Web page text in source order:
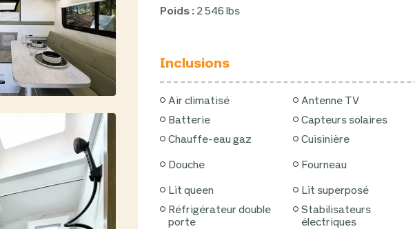
Poids : 2 546 lbs
Inclusions
Air climatisé Antenne TV
Batterie
Capteurs solaires
Chauffe-eau gaz
Cuisinière
Douche Fourneau
Lit queen
Lit superposé
Réfrigérateur double
porte
Stabilisateurs
électriques